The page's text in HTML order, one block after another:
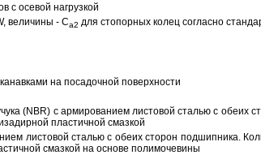
с осевой нагрузкой
величины - Ca2 для стопорных колец согласно
на посадочной поверхности
(NBR) с армированием листовой сталью с
пластичной смазкой
листовой сталью с обеих сторон подшипника.
смазкой на основе полимочевины